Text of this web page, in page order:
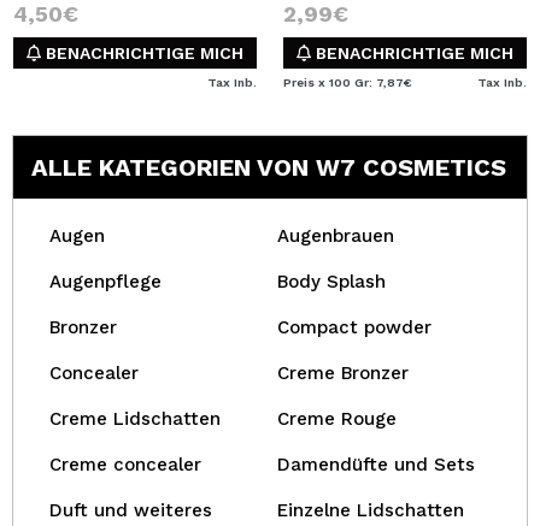
4,50€
BENACHRICHTIGE MICH
Tax Inb.
2,99€
BENACHRICHTIGE MICH
Preis x 100 Gr: 7,87€ Tax Inb.
ALLE KATEGORIEN VON W7 COSMETICS
Augen Augenbrauen
Augenpflege Body Splash
Bronzer Compact powder
Concealer Creme Bronzer
Creme Lidschatten Creme Rouge
Creme concealer Damendüfte und Sets
Duft und weiteres Einzelne Lidschatten